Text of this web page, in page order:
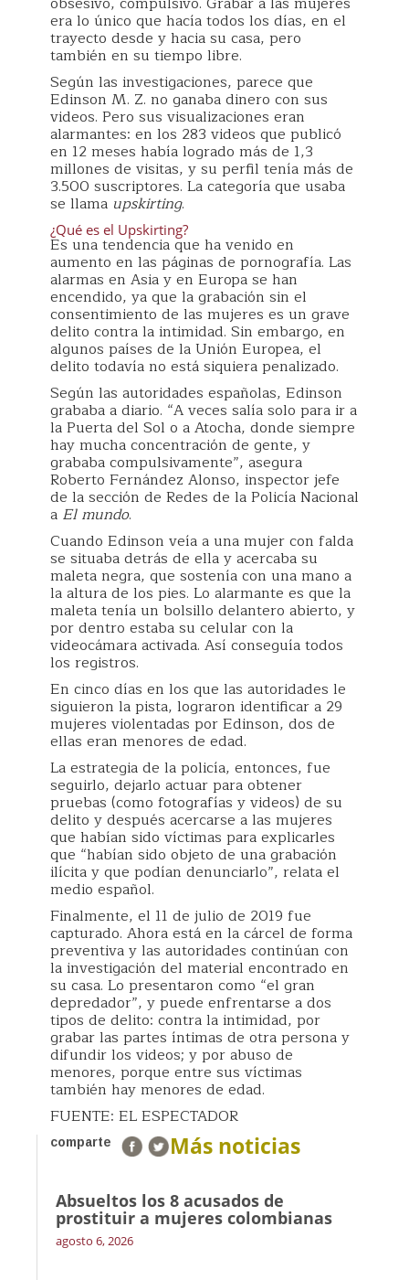
era lo único que hacía todos los días, en el
trayecto desde y hacia su casa, pero
también en su tiempo libre.
Según las investigaciones, parece que
Edinson M. Z. no ganaba dinero con sus
videos. Pero sus visualizaciones eran
alarmantes: en los 283 videos que publicó
en 12 meses había logrado más de 1,3
millones de visitas, y su perfil tenía más de
3.500 suscriptores. La categoría que usaba
se llama upskirting.
¿Qué es el Upskirting?
Es una tendencia que ha venido en
aumento en las páginas de pornografía. Las
alarmas en Asia y en Europa se han
encendido, ya que la grabación sin el
consentimiento de las mujeres es un grave
delito contra la intimidad. Sin embargo, en
algunos países de la Unión Europea, el
delito todavía no está siquiera penalizado.
Según las autoridades españolas, Edinson
grababa a diario. “A veces salía solo para ir a
la Puerta del Sol o a Atocha, donde siempre
hay mucha concentración de gente, y
grababa compulsivamente”, asegura
Roberto Fernández Alonso, inspector jefe
de la sección de Redes de la Policía Nacional
a El mundo.
Cuando Edinson veía a una mujer con falda
se situaba detrás de ella y acercaba su
maleta negra, que sostenía con una mano a
la altura de los pies. Lo alarmante es que la
maleta tenía un bolsillo delantero abierto, y
por dentro estaba su celular con la
videocámara activada. Así conseguía todos
los registros.
En cinco días en los que las autoridades le
siguieron la pista, lograron identificar a 29
mujeres violentadas por Edinson, dos de
ellas eran menores de edad.
La estrategia de la policía, entonces, fue
seguirlo, dejarlo actuar para obtener
pruebas (como fotografías y videos) de su
delito y después acercarse a las mujeres
que habían sido víctimas para explicarles
que “habían sido objeto de una grabación
ilícita y que podían denunciarlo”, relata el
medio español.
Finalmente, el 11 de julio de 2019 fue
capturado. Ahora está en la cárcel de forma
preventiva y las autoridades continúan con
la investigación del material encontrado en
su casa. Lo presentaron como “el gran
depredador”, y puede enfrentarse a dos
tipos de delito: contra la intimidad, por
grabar las partes íntimas de otra persona y
difundir los videos; y por abuso de
menores, porque entre sus víctimas
también hay menores de edad.
FUENTE: EL ESPECTADOR
comparte Más noticias
Absueltos los 8 acusados de
prostituir a mujeres colombianas
agosto 6, 2026